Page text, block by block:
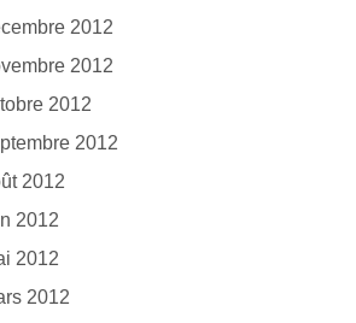
2012
2012
2012
2012
2012
2012
2012
2012